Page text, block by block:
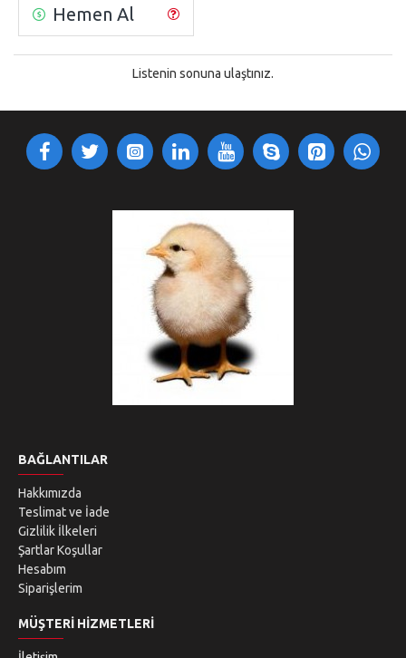
Hemen Al
Listenin sonuna ulaştınız.
BAĞLANTILAR
Hakkımızda
Teslimat ve İade
Gizlilik İlkeleri
Şartlar Koşullar
Hesabım
Siparişlerim
MÜŞTERI HIZMETLERI